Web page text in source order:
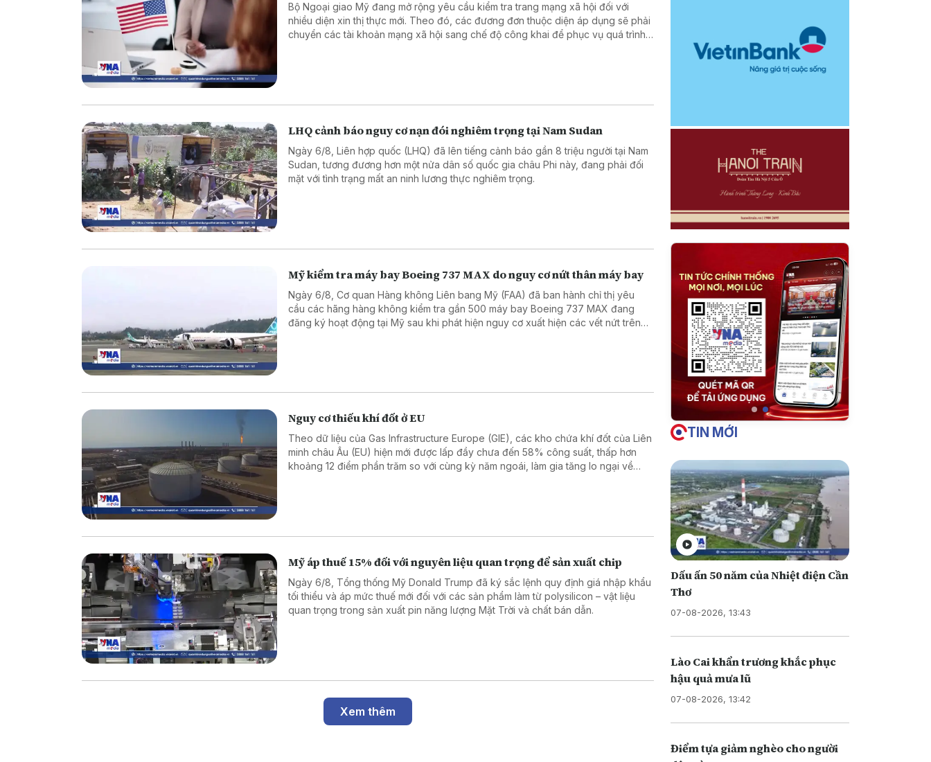
Bộ Ngoại giao Mỹ đang mở rộng yêu cầu kiểm tra trang mạng xã hội đối với
nhiều diện xin thị thực mới. Theo đó, các đương đơn thuộc diện áp dụng sẽ phải
chuyển các tài khoản mạng xã hội sang chế độ công khai để phục vụ quá trình
LHQ cảnh báo nguy cơ nạn đói nghiêm trọng tại Nam Sudan
Ngày 6/8, Liên hợp quốc (LHQ) đã lên tiếng cảnh báo gần 8 triệu người tại Nam
Sudan, tương đương hơn một nửa dân số quốc gia châu Phi này, đang phải đối
mặt với tình trạng mất an ninh lương thực nghiêm trọng.
Mỹ kiểm tra máy bay Boeing 737 MAX do nguy cơ nứt thân máy bay
Ngày 6/8, Cơ quan Hàng không Liên bang Mỹ (FAA) đã ban hành chỉ thị yêu
cầu các hãng hàng không kiểm tra gần 500 máy bay Boeing 737 MAX đang
đăng ký hoạt động tại Mỹ sau khi phát hiện nguy cơ xuất hiện các vết nứt trên
Nguy cơ thiếu khí đốt ở EU
Theo dữ liệu của Gas Infrastructure Europe (GIE), các kho chứa khí đốt của Liên
minh châu Âu (EU) hiện mới được lấp đầy chưa đến 58% công suất, thấp hơn
khoảng 12 điểm phần trăm so với cùng kỳ năm ngoái, làm gia tăng lo ngại về
Mỹ áp thuế 15% đối với nguyên liệu quan trọng để sản xuất chip
Ngày 6/8, Tổng thống Mỹ Donald Trump đã ký sắc lệnh quy định giá nhập khẩu
tối thiểu và áp mức thuế mới đối với các sản phẩm làm từ polysilicon – vật liệu
quan trọng trong sản xuất pin năng lượng Mặt Trời và chất bán dẫn.
Xem thêm
TIN MỚI
Dấu ấn 50 năm của Nhiệt điện Cần
Thơ
07-08-2026, 13:43
Lào Cai khẩn trương khắc phục
hậu quả mưa lũ
07-08-2026, 13:42
Điểm tựa giảm nghèo cho người